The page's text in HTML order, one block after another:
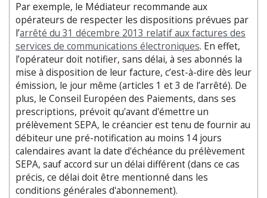
Par exemple, le Médiateur recommande aux
opérateurs de respecter les dispositions prévues par
l’arrêté du 31 décembre 2013 relatif aux factures des
services de communications électroniques. En effet,
l’opérateur doit notifier, sans délai, à ses abonnés la
mise à disposition de leur facture, c’est-à-dire dès leur
émission, le jour même (articles 1 et 3 de l’arrêté). De
plus, le Conseil Européen des Paiements, dans ses
prescriptions, prévoit qu'avant d'émettre un
prélèvement SEPA, le créancier est tenu de fournir au
débiteur une pré-notification au moins 14 jours
calendaires avant la date d'échéance du prélèvement
SEPA, sauf accord sur un délai différent (dans ce cas
précis, ce délai doit être mentionné dans les
conditions générales d'abonnement).